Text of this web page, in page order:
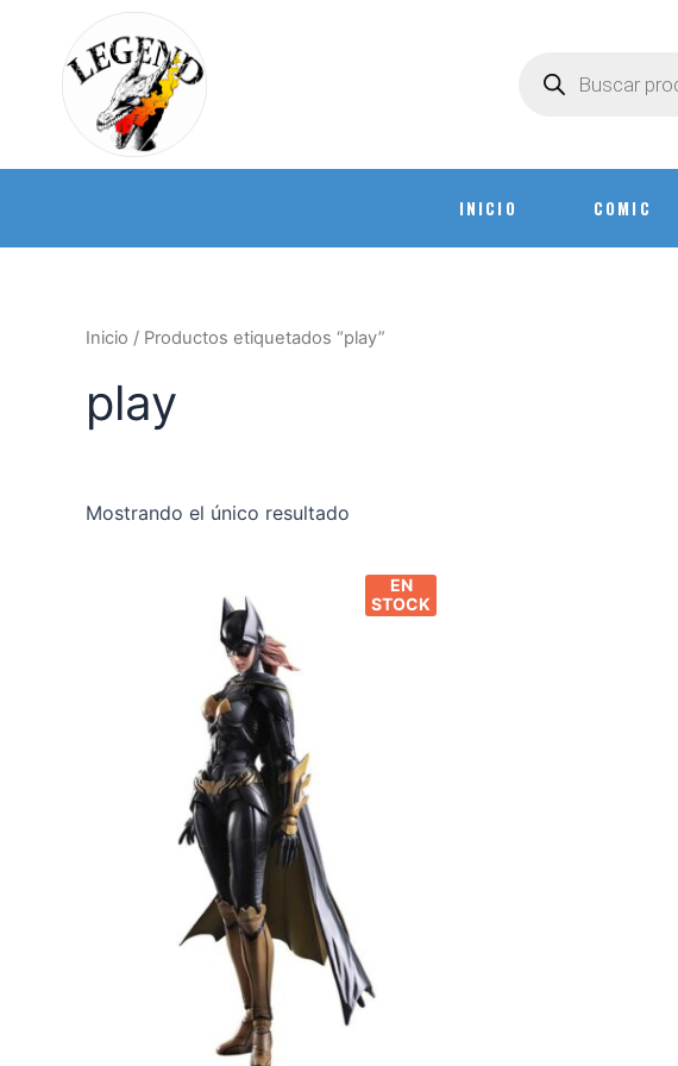
INICIO COMIC
Inicio / Productos etiquetados “play”
play
Mostrando el único resultado
EN
STOCK